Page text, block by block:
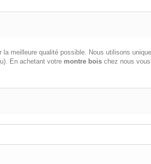
meilleure qualité possible. Nous utilisons
En achetant votre montre bois chez nous